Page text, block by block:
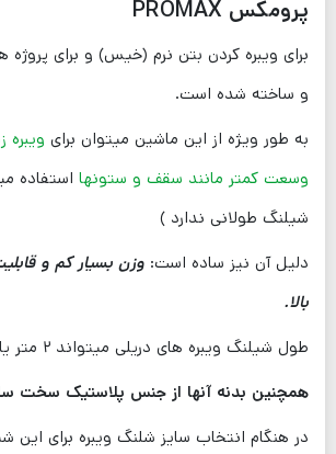
پرومکس PROMAX
برای ویبره کردن بتن نرم (خیس) و برای
و ساخته شده است.
به طور ویژه از این ماشین میتوان برای ویبره
وسعت کمتر مانند سقف و ستونها استفاده
شیلنگ طولانی ندارد )
دلیل آن نیز ساده است: وزن بسیار کم و
بالا.
طول شیلنگ ویبره های دریلی میتواند ۲ متر یا ۳ متر باشد.
همچنین بدنه آنها از جنس پلاستیک سخت
در هنگام انتخاب سایز شلنگ ویبره برای این